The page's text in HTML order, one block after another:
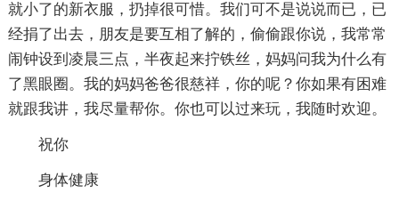
就小了的新衣服，扔掉很可惜。我们可不是说说而已，已
经捐了出去，朋友是要互相了解的，偷偷跟你说，我常常
闹钟设到凌晨三点，半夜起来拧铁丝，妈妈问我为什么有
了黑眼圈。我的妈妈爸爸很慈祥，你的呢？你如果有困难
就跟我讲，我尽量帮你。你也可以过来玩，我随时欢迎。
祝你
身体健康